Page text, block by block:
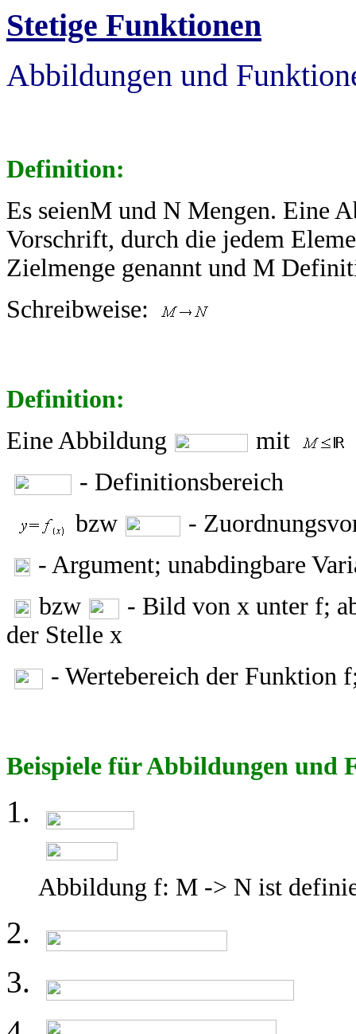
Stetige Funktionen
Abbildungen und
Definition:
Es seienM und N Mengen. Eine
Vorschrift, durch die jedem
Zielmenge genannt und M
Schreibweise:
Definition:
Eine Abbildung
mit
- Definitionsbereich
bzw
-
- Argument; unabdingbare
bzw
- Bild von x unter f;
der Stelle x
- Wertebereich der Funktion
Beispiele für Abbildungen und
Abbildung f: M -> N ist